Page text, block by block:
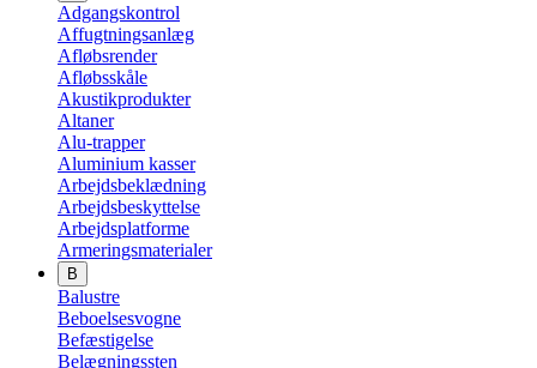
Adgangskontrol
Affugtningsanlæg
Afløbsrender
Afløbsskåle
Akustikprodukter
Altaner
Alu-trapper
Aluminium kasser
Arbejdsbeklædning
Arbejdsbeskyttelse
Arbejdsplatforme
Armeringsmaterialer
B
Balustre
Beboelsesvogne
Befæstigelse
Belægningssten